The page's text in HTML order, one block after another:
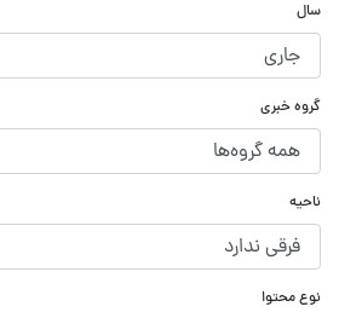
سال
گروه خبری
ناحیه
نوع محتوا